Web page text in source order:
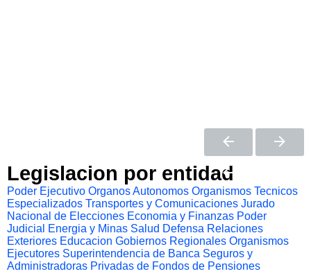
Legislacion por entidad
Poder Ejecutivo Organos Autonomos Organismos Tecnicos
Especializados Transportes y Comunicaciones Jurado
Nacional de Elecciones Economia y Finanzas Poder
Judicial
Energia y Minas Salud Defensa Relaciones
Exteriores Educacion Gobiernos Regionales Organismos
Ejecutores Superintendencia de Banca Seguros y
Administradoras Privadas de Fondos de Pensiones